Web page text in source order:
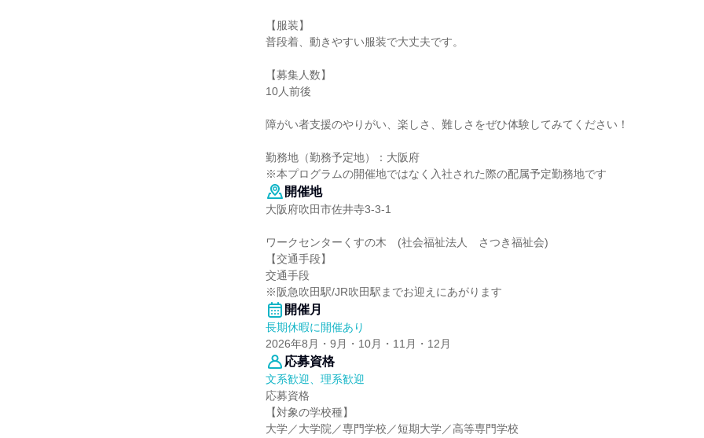
【服装】
普段着、動きやすい服装で大丈夫です。
【募集人数】
10人前後
障がい者支援のやりがい、楽しさ、難しさをぜひ体験してみてください！
勤務地（勤務予定地）：大阪府
※本プログラムの開催地ではなく入社された際の配属予定勤務地です
開催地
大阪府吹田市佐井寺3-3-1
ワークセンターくすの木 (社会福祉法人 さつき福祉会)
【交通手段】
交通手段
※阪急吹田駅/JR吹田駅までお迎えにあがります
開催月
長期休暇に開催あり
2026年8月・9月・10月・11月・12月
応募資格
文系歓迎、理系歓迎
応募資格
【対象の学校種】
大学／大学院／専門学校／短期大学／高等専門学校